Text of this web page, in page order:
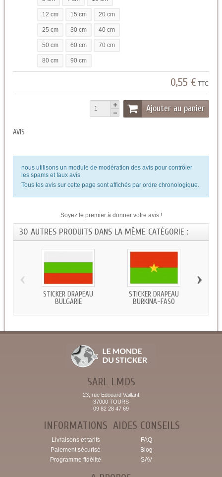
12 cm 15 cm 20 cm
25 cm 30 cm 40 cm
50 cm 60 cm 70 cm
80 cm 90 cm
0,55 € TTC
Ajouter au panier
AVIS
nous utilisons un module de modération des avis pour contrôler
les spams et faux avis
Tous les avis sur cette page sont affichés par ordre chronologique.
Soyez le premier à donner votre avis !
30 AUTRES PRODUITS DANS LA MÊME CATÉGORIE :
STICKER DRAPEAU
BULGARIE
STICKER DRAPEAU
BURKINA-FASO
‹ ›
SARL LMDS
23, rue Edouard Vaillant
37000 TOURS
09 82 28 47 69
INFORMATIONS
Livraisons et tarifs
Paiement sécurisé
Programme fidélité
AIDES CONSEILS
FAQ
Blog
SAV